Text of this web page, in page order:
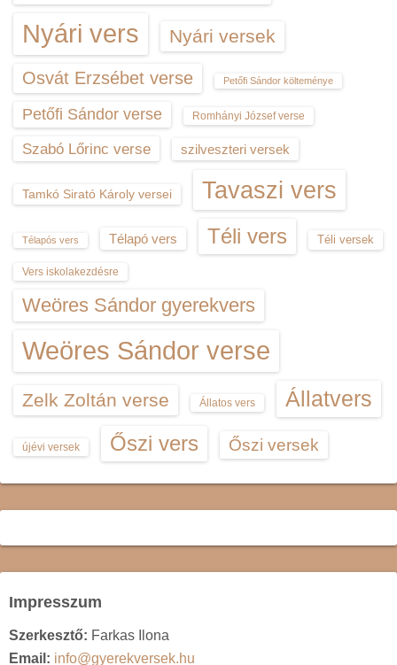
Nyári vers Nyári versek
Osvát Erzsébet verse Petőfi Sándor költeménye
Petőfi Sándor verse Romhányi József verse
Szabó Lőrinc verse szilveszteri versek
Tamkó Sirató Károly versei Tavaszi vers
Télapós vers Télapó vers Téli vers Téli versek
Vers iskolakezdésre
Weöres Sándor gyerekvers
Weöres Sándor verse
Zelk Zoltán verse Állatos vers Állatvers
újévi versek Őszi vers Őszi versek
Impresszum
Szerkesztő: Farkas Ilona
Email: info@gyerekversek.hu